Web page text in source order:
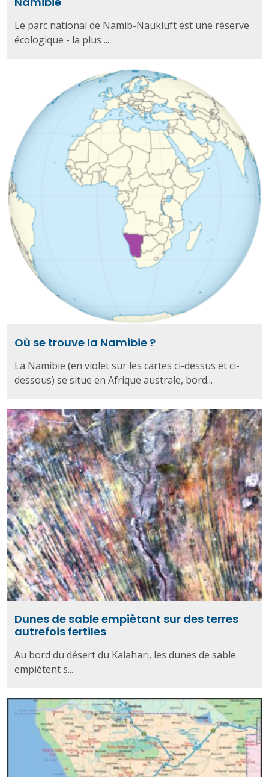
Le parc national de Namib-Naukluft est une réserve
écologique - la plus ...
Où se trouve la Namibie ?
La Namibie (en violet sur les cartes ci-dessus et ci-
dessous) se situe en Afrique australe, bord...
Dunes de sable empiètant sur des terres
autrefois fertiles
Au bord du désert du Kalahari, les dunes de sable
empiètent s...